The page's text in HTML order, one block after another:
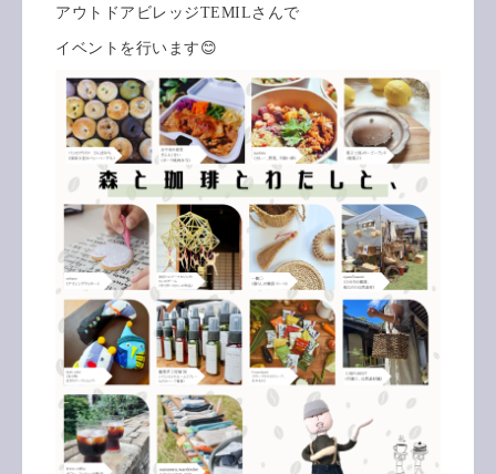
アウトドアビレッジTEMILさんで
イベントを行います😊